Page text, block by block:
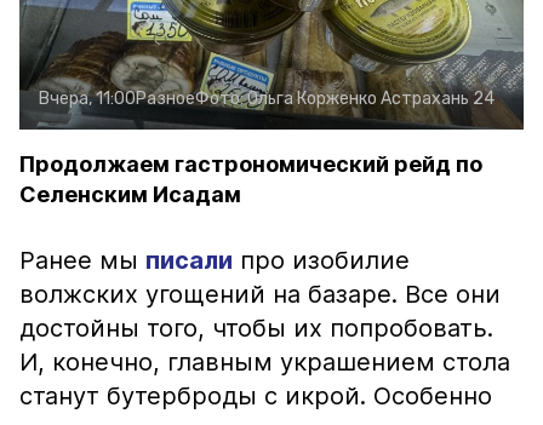
Вчера, 11:00РазноеФото:Ольга Корженко Астрахань 24
Продолжаем гастрономический рейд по
Селенским Исадам
Ранее мы писали про изобилие
волжских угощений на базаре. Все они
достойны того, чтобы их попробовать.
И, конечно, главным украшением стола
станут бутерброды с икрой. Особенно